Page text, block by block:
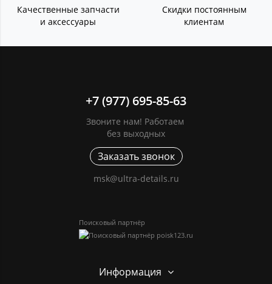
Качественные запчасти
и аксессуары
Скидки постоянным
клиентам
+7 (977) 695-85-63
Звоните нам! Работаем
без выходных
Заказать звонок
msk@ultra-details.ru
Поисковый партнёр
Информация